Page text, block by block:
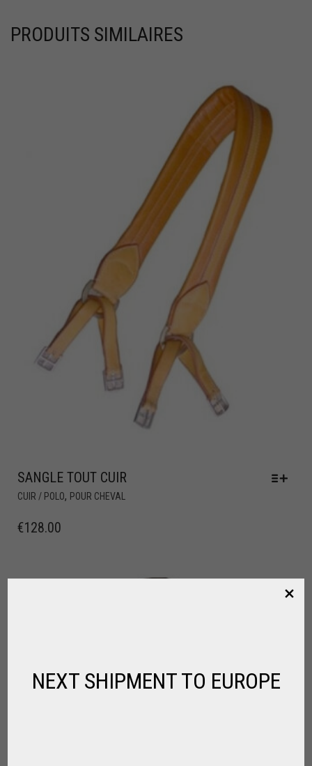
PRODUITS SIMILAIRES
SANGLE TOUT CUIR
CUIR / POLO, POUR CHEVAL
€128.00
NEXT SHIPMENT TO EUROPE